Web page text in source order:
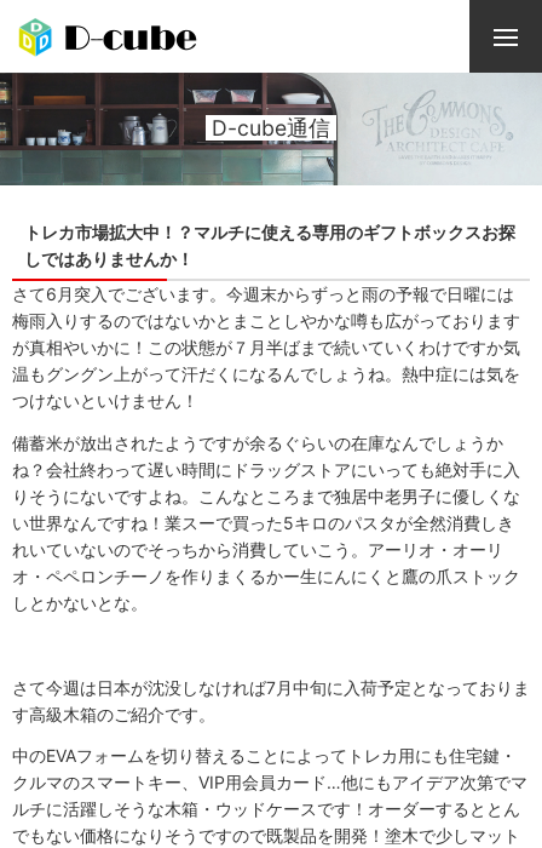
D-cube通信
トレカ市場拡大中！？マルチに使える専用のギフトボックスお探
しではありませんか！
さて6月突入でございます。今週末からずっと雨の予報で日曜には
梅雨入りするのではないかとまことしやかな噂も広がっております
が真相やいかに！この状態が７月半ばまで続いていくわけですか気
温もグングン上がって汗だくになるんでしょうね。熱中症には気を
つけないといけません！
備蓄米が放出されたようですが余るぐらいの在庫なんでしょうか
ね？会社終わって遅い時間にドラッグストアにいっても絶対手に入
りそうにないですよね。こんなところまで独居中老男子に優しくな
い世界なんですね！業スーで買った5キロのパスタが全然消費しき
れいていないのでそっちから消費していこう。アーリオ・オーリ
オ・ペペロンチーノを作りまくるかー生にんにくと鷹の爪ストック
しとかないとな。
さて今週は日本が沈没しなければ7月中旬に入荷予定となっておりま
す高級木箱のご紹介です。
中のEVAフォームを切り替えることによってトレカ用にも住宅鍵・
クルマのスマートキー、VIP用会員カード…他にもアイデア次第でマ
ルチに活躍しそうな木箱・ウッドケースです！オーダーするととん
でもない価格になりそうですので既製品を開発！塗木で少しマット